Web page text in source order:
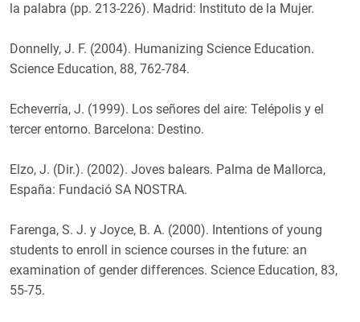
la palabra (pp. 213-226). Madrid: Instituto de la Mujer.
Donnelly, J. F. (2004). Humanizing Science Education.
Science Education, 88, 762-784.
Echeverría, J. (1999). Los señores del aire: Telépolis y el
tercer entorno. Barcelona: Destino.
Elzo, J. (Dir.). (2002). Joves balears. Palma de Mallorca,
España: Fundació SA NOSTRA.
Farenga, S. J. y Joyce, B. A. (2000). Intentions of young
students to enroll in science courses in the future: an
examination of gender differences. Science Education, 83,
55-75.